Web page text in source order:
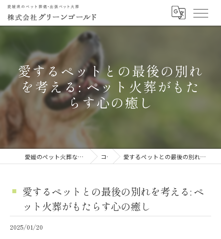
愛するペットとの最後の別れ
を考える: ペット火葬がもた
らす心の癒し
愛媛のペット火葬なら株式会社グリーンゴールド コラム 愛するペットとの最後の別れを考える: ペット火葬がもたらす心の癒し
愛するペットとの最後の別れを考える: ペ
ット火葬がもたらす心の癒し
2025/01/20